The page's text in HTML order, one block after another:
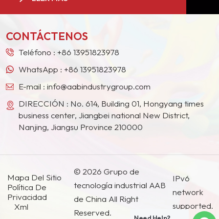
Medio, el Sudeste Asiático, Japón, Corea del Sur y
CONTÁCTENOS
Teléfono : +86 13951823978
WhatsApp : +86 13951823978
E-mail : info@aabindustrygroup.com
DIRECCIÓN : No. 614, Building 01, Hongyang times
business center, Jiangbei national New District,
Nanjing, Jiangsu Province 210000
Mapa Del Sitio
Política De
Privacidad
Xml
© 2026 Grupo de
tecnología industrial AAB
de China All Right
Reserved.
IPv6
network
supported.